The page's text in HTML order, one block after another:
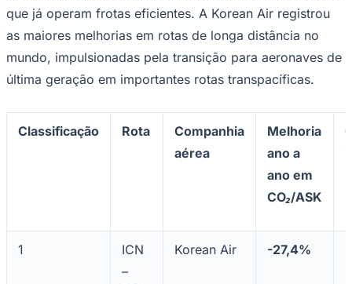
que já operam frotas eficientes. A Korean Air registrou
as maiores melhorias em rotas de longa distância no
mundo, impulsionadas pela transição para aeronaves de
última geração em importantes rotas transpacíficas.
Classificação Rota
Companhia
aérea
Melhoria
ano a
ano em
CO₂/ASK
1
ICN
–
Korean Air -27,4%